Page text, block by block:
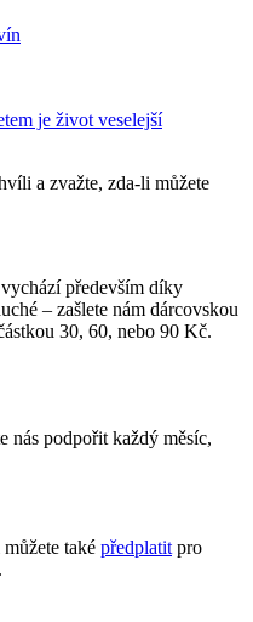
je život veselejší
a zvažte, zda-li můžete
především díky
– zašlete nám dárcovskou
30, 60, nebo 90 Kč.
nás podpořit každý měsíc,
také předplatit pro